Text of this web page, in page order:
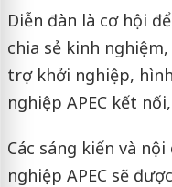
Diễn đàn là cơ hội
chia sẻ kinh
trợ khởi nghiệp,
nghiệp APEC kết
Các sáng kiến và
nghiệp APEC sẽ